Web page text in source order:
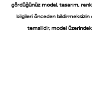
gördüğünüz model, tasarım,
bilgileri önceden bildirmeksizin
temsilidir, model